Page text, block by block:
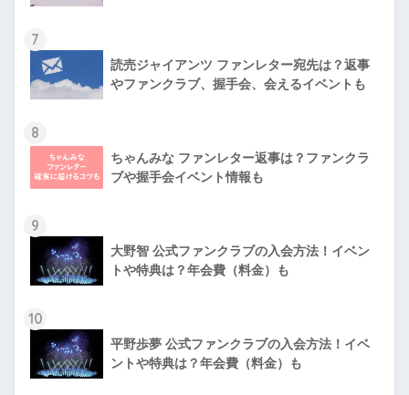
7
読売ジャイアンツ ファンレター宛先は？返事
やファンクラブ、握手会、会えるイベントも
8
ちゃんみな ファンレター返事は？ファンクラ
ブや握手会イベント情報も
9
大野智 公式ファンクラブの入会方法！イベン
トや特典は？年会費（料金）も
10
平野歩夢 公式ファンクラブの入会方法！イベ
ントや特典は？年会費（料金）も